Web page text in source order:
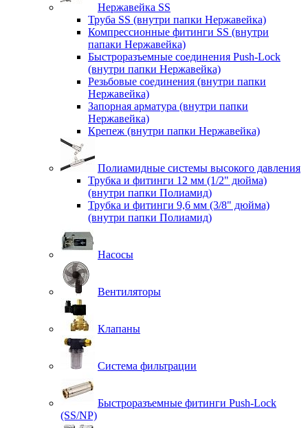
Нержавейка SS
Труба SS (внутри папки Нержавейка)
Компрессионные фитинги SS (внутри
папаки Нержавейка)
Быстроразъемные соединения Push-Lock
(внутри папки Нержавейка)
Резьбовые соединения (внутри папки
Нержавейка)
Запорная арматура (внутри папки
Нержавейка)
Крепеж (внутри папки Нержавейка)
Полиамидные системы высокого давления
Трубка и фитинги 12 мм (1/2" дюйма)
(внутри папки Полиамид)
Трубка и фитинги 9,6 мм (3/8" дюйма)
(внутри папки Полиамид)
Насосы
Вентиляторы
Клапаны
Система фильтрации
Быстроразъемные фитинги Push-Lock
(SS/NP)